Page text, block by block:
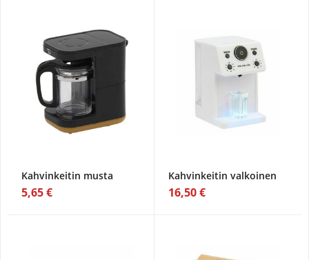
Kahvinkeitin musta
5,65 €
Kahvinkeitin valkoinen
16,50 €